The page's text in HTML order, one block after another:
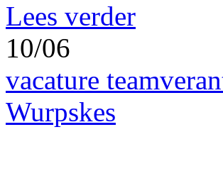
Lees verder
10/06
vacature
Wurpskes